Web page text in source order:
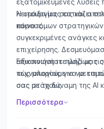
εξατομικευμένες λύσεις
λειτουργίες σας και
πόρους.
Η ομάδα μας εστιάζει
καινοτόμων
συγκεκριμένες ανάγκες
επιχείρησης.
αξιοποιήσετε πλήρως
τεχνολογίας για να
σας στόχους.
Επικοινωνήστε μαζί μας
πώς μπορούμε να
σας με τη δύναμη της AI
Περισσότερα